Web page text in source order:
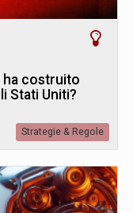
ha costruito
Stati Uniti?
Strategie & Regole